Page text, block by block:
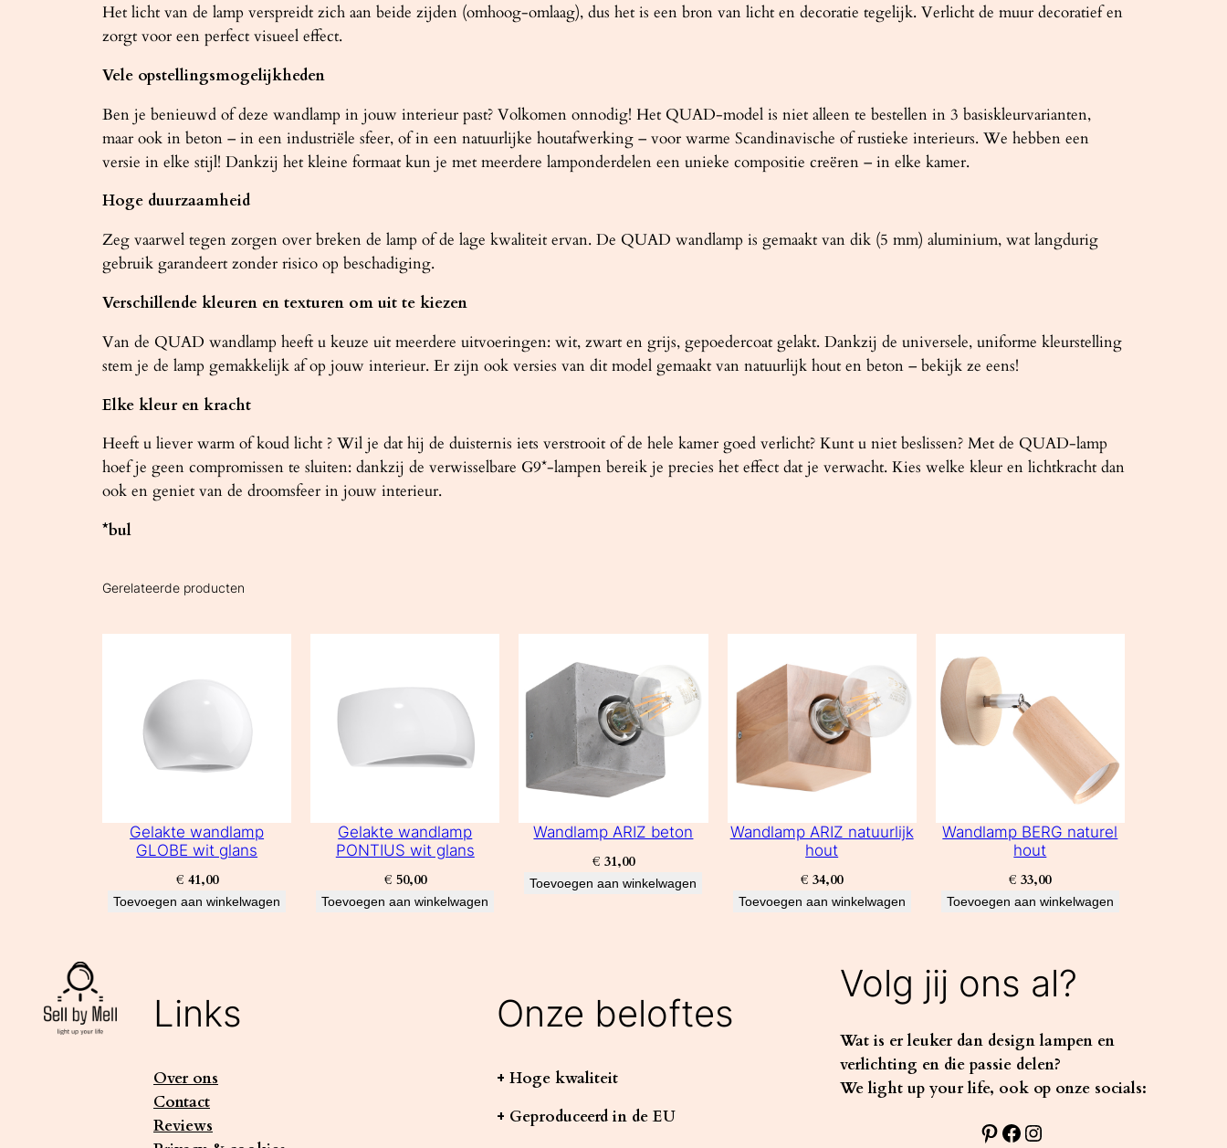
Het licht van de lamp verspreidt zich aan beide zijden (omhoog-omlaag), dus het is een bron van licht en decoratie tegelijk. Verlicht de muur decoratief en
zorgt voor een perfect visueel effect.
Vele opstellingsmogelijkheden
Ben je benieuwd of deze wandlamp in jouw interieur past? Volkomen onnodig! Het QUAD-model is niet alleen te bestellen in 3 basiskleurvarianten,
maar ook in beton – in een industriële sfeer, of in een natuurlijke houtafwerking – voor warme Scandinavische of rustieke interieurs. We hebben een
versie in elke stijl! Dankzij het kleine formaat kun je met meerdere lamponderdelen een unieke compositie creëren – in elke kamer.
Hoge duurzaamheid
Zeg vaarwel tegen zorgen over breken de lamp of de lage kwaliteit ervan. De QUAD wandlamp is gemaakt van dik (5 mm) aluminium, wat langdurig
gebruik garandeert zonder risico op beschadiging.
Verschillende kleuren en texturen om uit te kiezen
Van de QUAD wandlamp heeft u keuze uit meerdere uitvoeringen: wit, zwart en grijs, gepoedercoat gelakt. Dankzij de universele, uniforme kleurstelling
stem je de lamp gemakkelijk af op jouw interieur. Er zijn ook versies van dit model gemaakt van natuurlijk hout en beton – bekijk ze eens!
Elke kleur en kracht
Heeft u liever warm of koud licht ? Wil je dat hij de duisternis iets verstrooit of de hele kamer goed verlicht? Kunt u niet beslissen? Met de QUAD-lamp
hoef je geen compromissen te sluiten: dankzij de verwisselbare G9*-lampen bereik je precies het effect dat je verwacht. Kies welke kleur en lichtkracht dan
ook en geniet van de droomsfeer in jouw interieur.
*bul
Gerelateerde producten
Gelakte wandlamp
GLOBE wit glans
€ 41,00
Toevoegen aan winkelwagen
Gelakte wandlamp
PONTIUS wit glans
€ 50,00
Toevoegen aan winkelwagen
Wandlamp ARIZ beton
€ 31,00
Toevoegen aan winkelwagen
Wandlamp ARIZ natuurlijk
hout
€ 34,00
Toevoegen aan winkelwagen
Wandlamp BERG naturel
hout
€ 33,00
Toevoegen aan winkelwagen
Links
Over ons
Contact
Reviews
Onze beloftes
+ Hoge kwaliteit
+ Geproduceerd in de EU
Volg jij ons al?
Wat is er leuker dan design lampen en
verlichting en die passie delen?
We light up your life, ook op onze socials:
Pinterest Facebook Instagram